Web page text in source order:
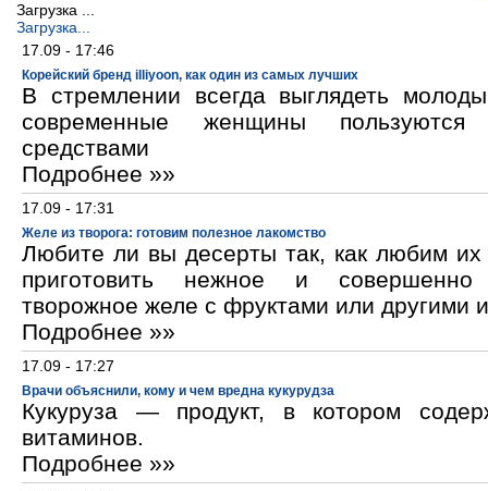
Загрузка ...
Загрузка...
17.09 - 17:46
Корейский бренд illiyoon, как один из самых лучших
В стремлении всегда выглядеть
современные женщины пользуются
средствами
Подробнее »»
17.09 - 17:31
Желе из творога: готовим полезное лакомство
Любите ли вы десерты так, как любим
приготовить нежное и
творожное желе с фруктами или другими
Подробнее »»
17.09 - 17:27
Врачи объяснили, кому и чем вредна кукурудза
Кукуруза — продукт, в котором
витаминов.
Подробнее »»